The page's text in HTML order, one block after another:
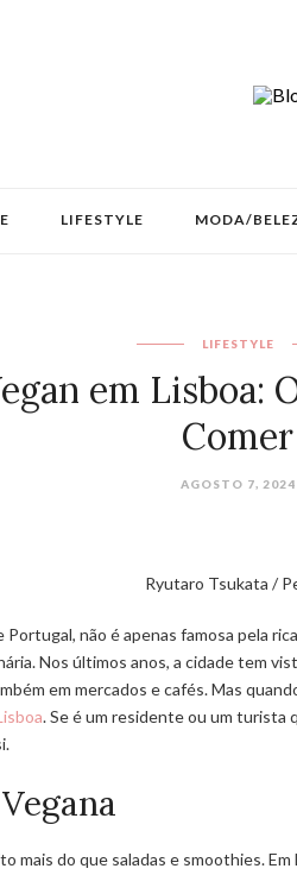
LIFESTYLE MODA/
LIFESTYLE
em Lisboa:
Comer
AGOSTO 7, 2024
Ryutaro Tsukata /
Portugal, não é apenas famosa pela
Nos últimos anos, a cidade tem
em mercados e cafés. Mas
. Se é um residente ou um turista
mais do que saladas e smoothies.